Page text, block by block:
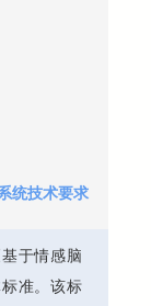
统技术要求
于情感脑
准。该标